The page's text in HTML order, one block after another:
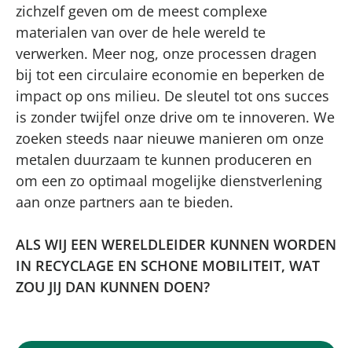
zichzelf geven om de meest complexe
materialen van over de hele wereld te
verwerken. Meer nog, onze processen dragen
bij tot een circulaire economie en beperken de
impact op ons milieu. De sleutel tot ons succes
is zonder twijfel onze drive om te innoveren. We
zoeken steeds naar nieuwe manieren om onze
metalen duurzaam te kunnen produceren en
om een zo optimaal mogelijke dienstverlening
aan onze partners aan te bieden.
ALS WIJ EEN WERELDLEIDER KUNNEN WORDEN
IN RECYCLAGE EN SCHONE MOBILITEIT, WAT
ZOU JIJ DAN KUNNEN DOEN?